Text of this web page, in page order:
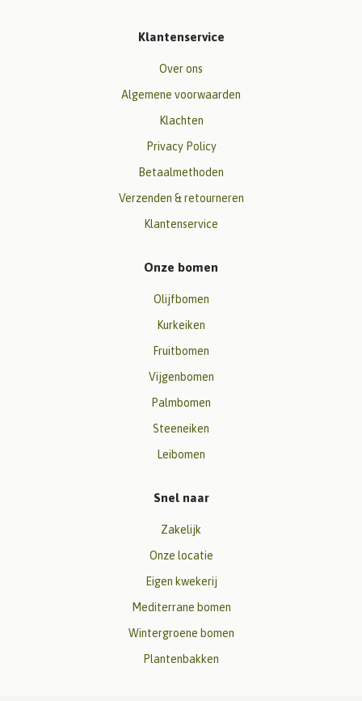
Klantenservice
Over ons
Algemene voorwaarden
Klachten
Privacy Policy
Betaalmethoden
Verzenden & retourneren
Klantenservice
Onze bomen
Olijfbomen
Kurkeiken
Fruitbomen
Vijgenbomen
Palmbomen
Steeneiken
Leibomen
Snel naar
Zakelijk
Onze locatie
Eigen kwekerij
Mediterrane bomen
Wintergroene bomen
Plantenbakken